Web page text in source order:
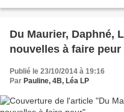
Du Maurier, Daphné,
nouvelles à faire peur
Publié le 23/10/2014 à 19:16
Par Pauline, 4B, Léa LP